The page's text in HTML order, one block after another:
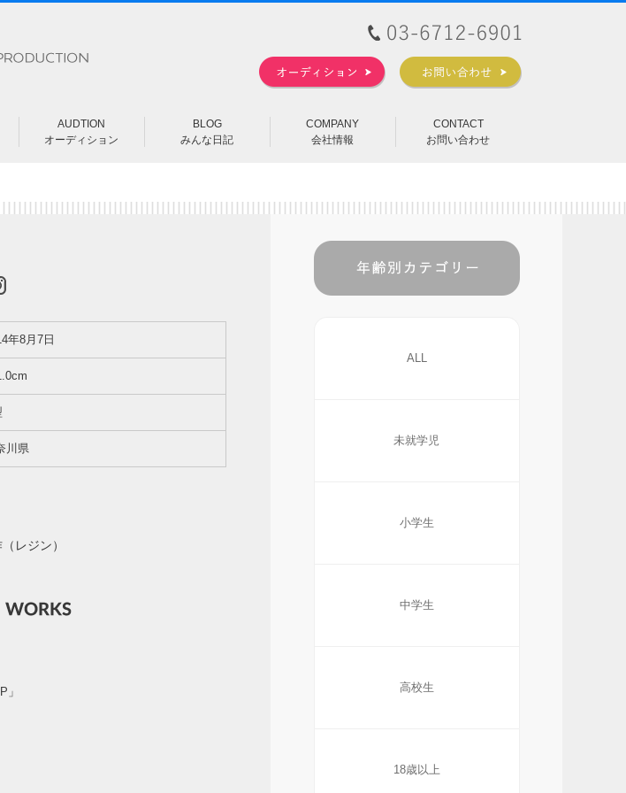
AUDTION
オーディション
BLOG
みんな日記
COMPANY
会社情報
CONTACT
お問い合わせ
年8月7日
川県
レジン）
」
ALL
未就学児
小学生
中学生
高校生
18歳以上